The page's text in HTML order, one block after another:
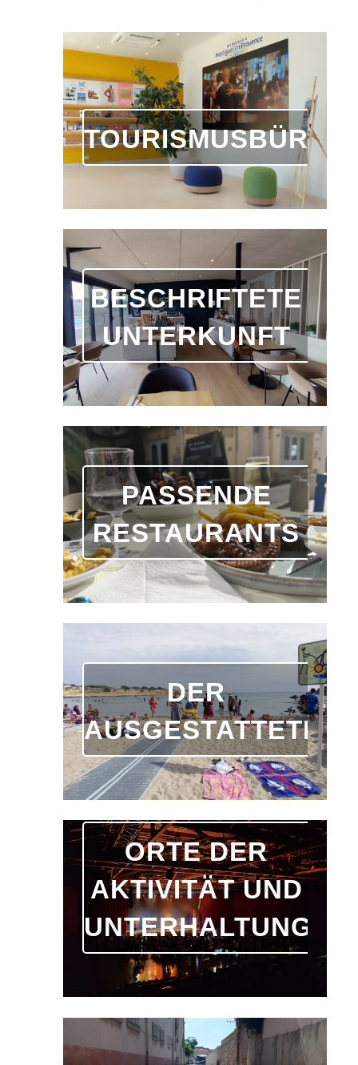
TOURISMUSBÜRO
BESCHRIFTETE
UNTERKUNFT
PASSENDE
RESTAURANTS
DER
AUSGESTATTETE
ORTE DER
AKTIVITÄT UND
UNTERHALTUNG